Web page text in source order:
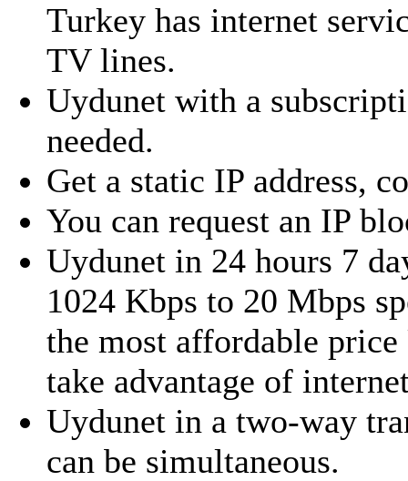
Turkey has internet
TV lines.
Uydunet with a
needed.
Get a static IP address,
You can request an IP
Uydunet in 24 hours 7
1024 Kbps to 20 Mbps
the most affordable
take advantage of
Uydunet in a two-way
can be simultaneous.